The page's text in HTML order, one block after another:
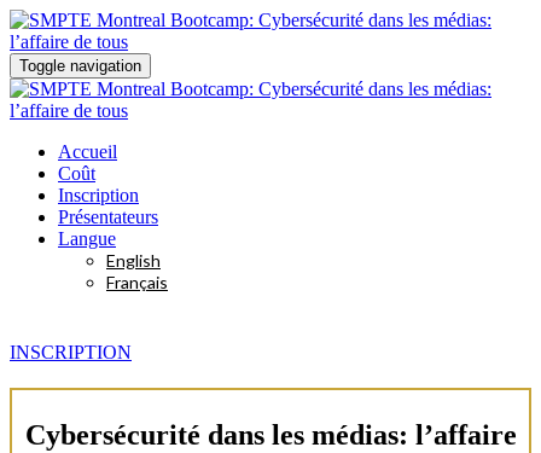
Toggle navigation
Accueil
Coût
Inscription
Présentateurs
Langue
English
Français
INSCRIPTION
Cybersécurité dans les médias: l’affaire